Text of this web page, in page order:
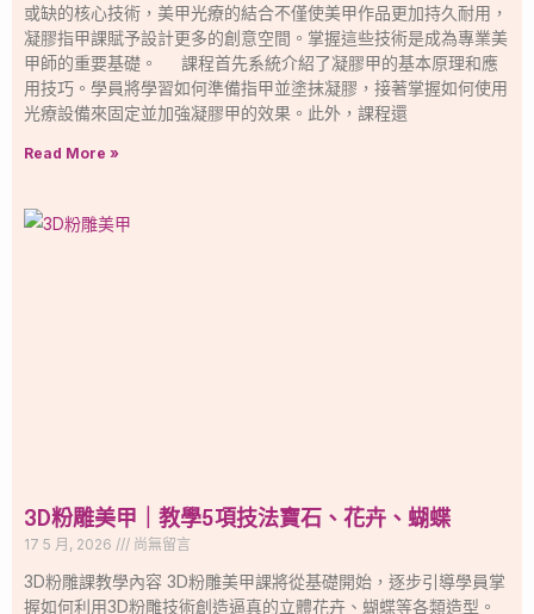
或缺的核心技術，美甲光療的結合不僅使美甲作品更加持久耐用，
凝膠指甲課賦予設計更多的創意空間。掌握這些技術是成為專業美
甲師的重要基礎。 課程首先系統介紹了凝膠甲的基本原理和應
用技巧。學員將學習如何準備指甲並塗抹凝膠，接著掌握如何使用
光療設備來固定並加強凝膠甲的效果。此外，課程還
Read More »
3D粉雕美甲｜教學5項技法寶石、花卉、蝴蝶
17 5 月, 2026 尚無留言
3D粉雕課教學內容 3D粉雕美甲課將從基礎開始，逐步引導學員掌
握如何利用3D粉雕技術創造逼真的立體花卉、蝴蝶等各類造型。